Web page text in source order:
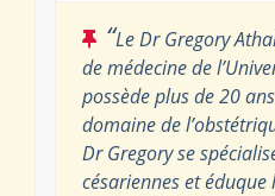
“Le Dr Gregory
de médecine de
possède plus de 20
domaine de
Dr Gregory se
césariennes et éduque